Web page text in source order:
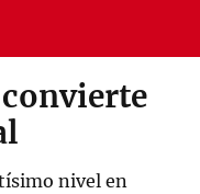
nivel en